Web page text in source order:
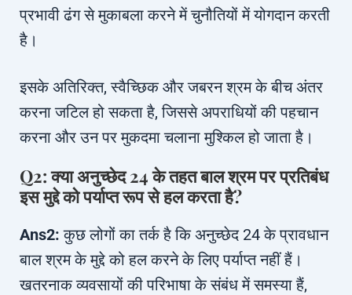
प्रभावी ढंग से मुकाबला करने में चुनौतियों में योगदान करती
है।
इसके अतिरिक्त, स्वैच्छिक और जबरन श्रम के बीच अंतर
करना जटिल हो सकता है, जिससे अपराधियों की पहचान
करना और उन पर मुकदमा चलाना मुश्किल हो जाता है।
Q2: क्या अनुच्छेद 24 के तहत बाल श्रम पर प्रतिबंध
इस मुद्दे को पर्याप्त रूप से हल करता है?
Ans2: कुछ लोगों का तर्क है कि अनुच्छेद 24 के प्रावधान
बाल श्रम के मुद्दे को हल करने के लिए पर्याप्त नहीं हैं।
खतरनाक व्यवसायों की परिभाषा के संबंध में समस्या हैं,